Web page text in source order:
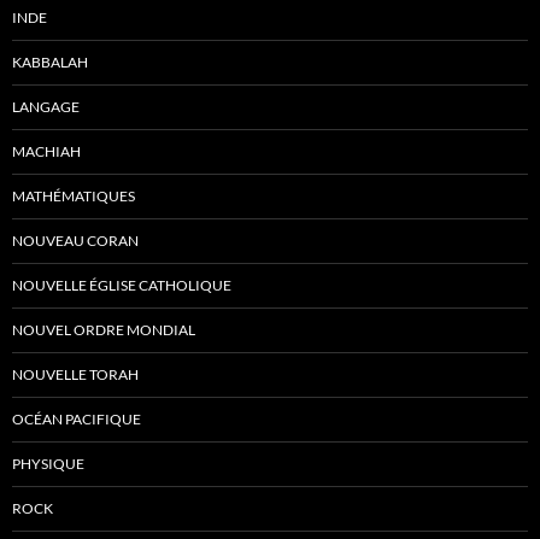
INDE
KABBALAH
LANGAGE
MACHIAH
MATHÉMATIQUES
NOUVEAU CORAN
NOUVELLE ÉGLISE CATHOLIQUE
NOUVEL ORDRE MONDIAL
NOUVELLE TORAH
OCÉAN PACIFIQUE
PHYSIQUE
ROCK